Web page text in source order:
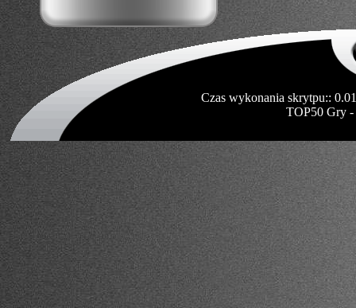
Czas wykonania skrytpu::
TOP50 Gry